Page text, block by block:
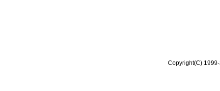
Copyright(C)